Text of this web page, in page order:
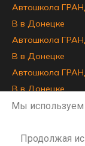
Автошкола
B в Донецке
Автошкола
B в Донецке
Автошкола
B в Донецке
Автошкола
Сведения об
Мы используем
Продолжая